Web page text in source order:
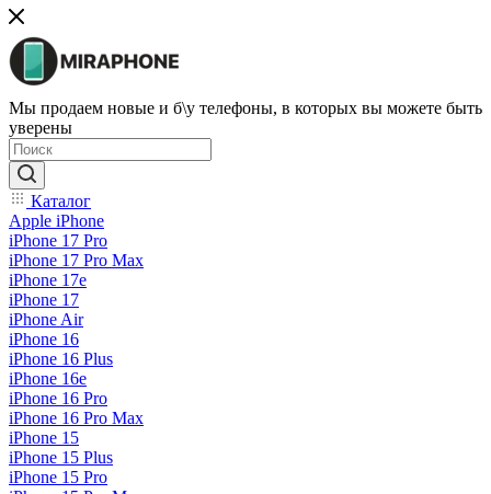
Мы продаем новые и б\у телефоны, в которых вы можете быть
уверены
Каталог
Apple iPhone
iPhone 17 Pro
iPhone 17 Pro Max
iPhone 17e
iPhone 17
iPhone Air
iPhone 16
iPhone 16 Plus
iPhone 16e
iPhone 16 Pro
iPhone 16 Pro Max
iPhone 15
iPhone 15 Plus
iPhone 15 Pro